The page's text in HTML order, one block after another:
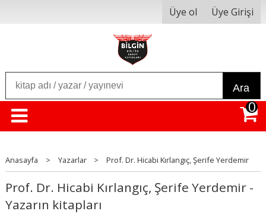
Üye ol Üye Girişi
Ara
0
Anasayfa > Yazarlar > Prof. Dr. Hicabi Kırlangıç, Şerife Yerdemir
Prof. Dr. Hicabi Kırlangıç, Şerife Yerdemir -
Yazarın kitapları